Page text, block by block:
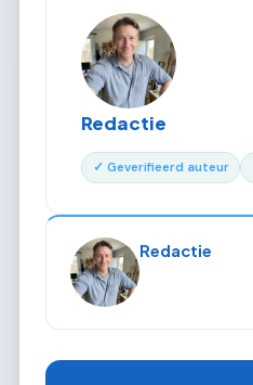
Redactie
✓ Geverifieerd auteur
Redactie